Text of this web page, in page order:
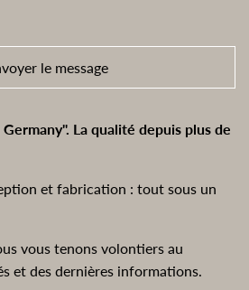
le message
La qualité depuis plus de
et fabrication : tout sous un
vous tenons volontiers au
et des dernières informations.